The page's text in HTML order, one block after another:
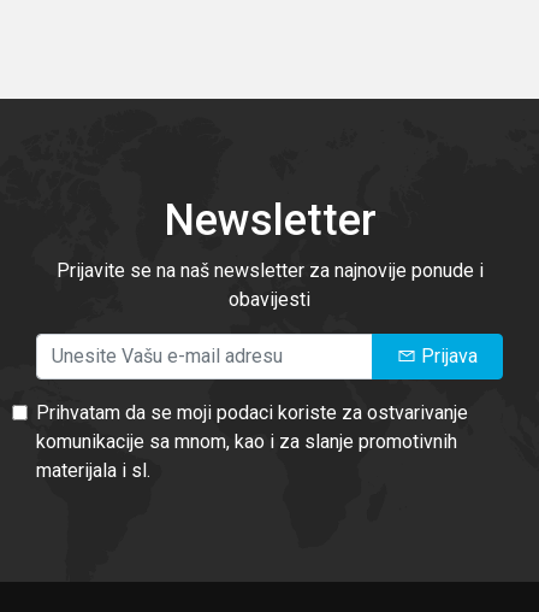
Newsletter
Prijavite se na naš newsletter za najnovije ponude i
obavijesti
Prijava
Prihvatam da se moji podaci koriste za ostvarivanje
komunikacije sa mnom, kao i za slanje promotivnih
materijala i sl.